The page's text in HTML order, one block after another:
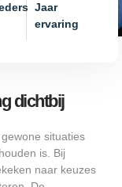
Jaar
ervaring
dichtbij
situaties
is. Bij
naar keuzes